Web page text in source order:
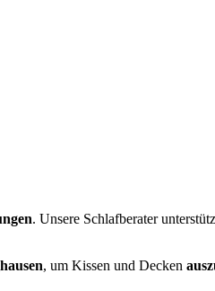
. Unsere Schlafberater
, um Kissen und Decken